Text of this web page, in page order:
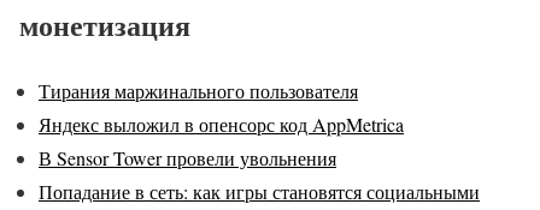
монетизация
Тирания маржинального пользователя
Яндекс выложил в опенсорс код AppMetrica
В Sensor Tower провели увольнения
Попадание в сеть: как игры становятся социальными